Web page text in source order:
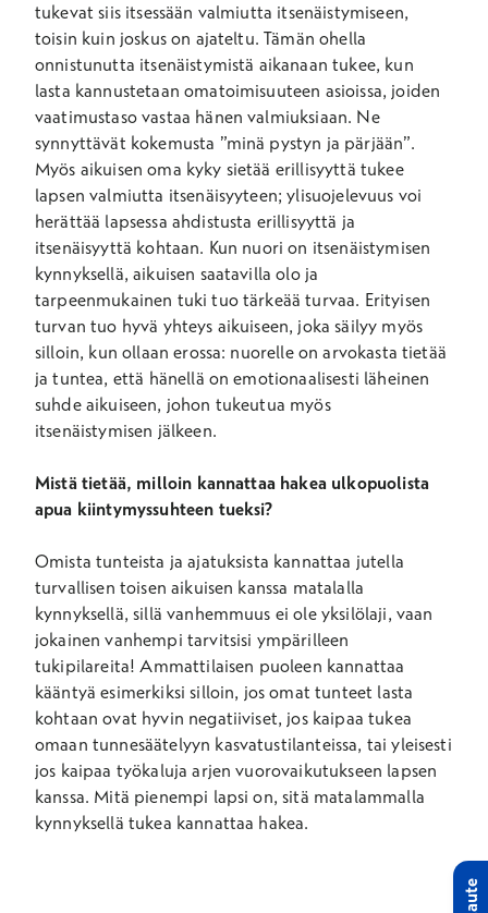
tukevat siis itsessään valmiutta itsenäistymiseen,
toisin kuin joskus on ajateltu. Tämän ohella
onnistunutta itsenäistymistä aikanaan tukee, kun
lasta kannustetaan omatoimisuuteen asioissa, joiden
vaatimustaso vastaa hänen valmiuksiaan. Ne
synnyttävät kokemusta ”minä pystyn ja pärjään”.
Myös aikuisen oma kyky sietää erillisyyttä tukee
lapsen valmiutta itsenäisyyteen; ylisuojelevuus voi
herättää lapsessa ahdistusta erillisyyttä ja
itsenäisyyttä kohtaan. Kun nuori on itsenäistymisen
kynnyksellä, aikuisen saatavilla olo ja
tarpeenmukainen tuki tuo tärkeää turvaa. Erityisen
turvan tuo hyvä yhteys aikuiseen, joka säilyy myös
silloin, kun ollaan erossa: nuorelle on arvokasta tietää
ja tuntea, että hänellä on emotionaalisesti läheinen
suhde aikuiseen, johon tukeutua myös
itsenäistymisen jälkeen.
Mistä tietää, milloin kannattaa hakea ulkopuolista
apua kiintymyssuhteen tueksi?
Omista tunteista ja ajatuksista kannattaa jutella
turvallisen toisen aikuisen kanssa matalalla
kynnyksellä, sillä vanhemmuus ei ole yksilölaji, vaan
jokainen vanhempi tarvitsisi ympärilleen
tukipilareita! Ammattilaisen puoleen kannattaa
kääntyä esimerkiksi silloin, jos omat tunteet lasta
kohtaan ovat hyvin negatiiviset, jos kaipaa tukea
omaan tunnesäätelyyn kasvatustilanteissa, tai yleisesti
jos kaipaa työkaluja arjen vuorovaikutukseen lapsen
kanssa. Mitä pienempi lapsi on, sitä matalammalla
kynnyksellä tukea kannattaa hakea.